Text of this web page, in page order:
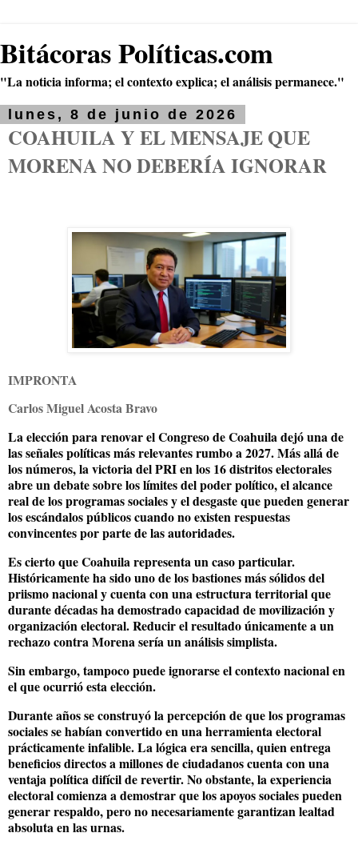
Bitácoras Políticas.com
"La noticia informa; el contexto explica; el análisis permanece."
lunes, 8 de junio de 2026
COAHUILA Y EL MENSAJE QUE
MORENA NO DEBERÍA IGNORAR
IMPRONTA
Carlos Miguel Acosta Bravo
La elección para renovar el Congreso de Coahuila dejó una de
las señales políticas más relevantes rumbo a 2027. Más allá de
los números, la victoria del PRI en los 16 distritos electorales
abre un debate sobre los límites del poder político, el alcance
real de los programas sociales y el desgaste que pueden generar
los escándalos públicos cuando no existen respuestas
convincentes por parte de las autoridades.
Es cierto que Coahuila representa un caso particular.
Históricamente ha sido uno de los bastiones más sólidos del
priismo nacional y cuenta con una estructura territorial que
durante décadas ha demostrado capacidad de movilización y
organización electoral. Reducir el resultado únicamente a un
rechazo contra Morena sería un análisis simplista.
Sin embargo, tampoco puede ignorarse el contexto nacional en
el que ocurrió esta elección.
Durante años se construyó la percepción de que los programas
sociales se habían convertido en una herramienta electoral
prácticamente infalible. La lógica era sencilla, quien entrega
beneficios directos a millones de ciudadanos cuenta con una
ventaja política difícil de revertir. No obstante, la experiencia
electoral comienza a demostrar que los apoyos sociales pueden
generar respaldo, pero no necesariamente garantizan lealtad
absoluta en las urnas.